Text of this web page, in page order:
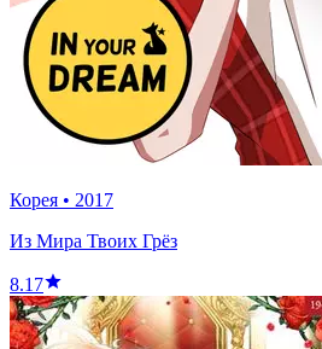
Корея • 2017
Из Мира Твоих Грёз
8.17